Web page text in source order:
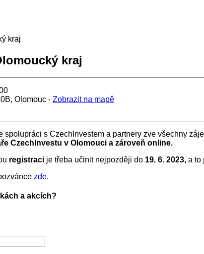
kraj
kraj
Olomouc - Zobrazit na mapě
s CzechInvestem a partnery zve všechny
CzechInvestu v Olomouci a zároveň online.
registraci je třeba učinit nejpozději do 19. 6. 2023, a to
zde.
a akcích?